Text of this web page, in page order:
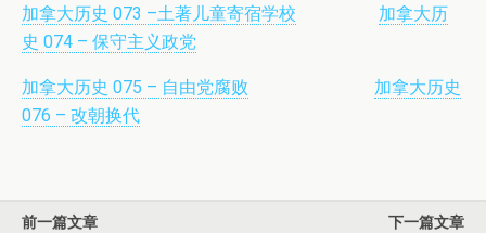
加拿大历史 073 –土著儿童寄宿学校
加拿大历
史 074 – 保守主义政党
加拿大历史 075 – 自由党腐败
加拿大历史
076 – 改朝换代
前一篇文章
下一篇文章